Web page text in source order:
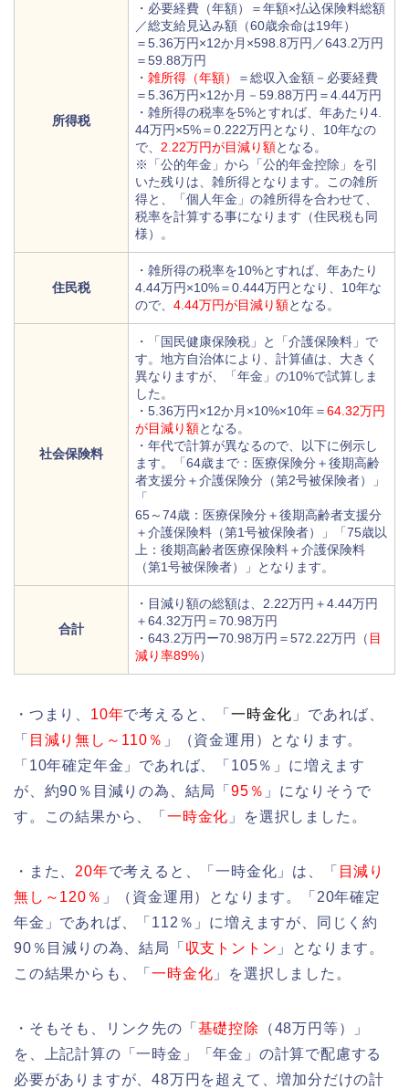
所得税
・必要経費（年額）＝年額×払込保険料総額
／総支給見込み額（60歳余命は19年）
＝5.36万円×12か月×598.8万円／643.2万円
＝59.88万円
・ 雑所得（年額）
＝総収入金額－必要経費
＝5.36万円×12か月－59.88万円＝4.44万円
・雑所得の税率を5%とすれば、年あたり4.
44万円×5%＝0.222万円となり、10年なの
で、 2.22万円が目減り額となる。
※「公的年金」から「公的年金控除」を引
いた残りは、雑所得となります。この雑所
得と、「個人年金」の雑所得を合わせて、
税率を計算する事になります（住民税も同
様）。
住民税
・雑所得の税率を10%とすれば、年あたり
4.44万円×10%＝0.444万円となり、10年な
ので、 4.44万円が目減り額となる。
社会保険料
・「国民健康保険税」と「介護保険料」で
す。地方自治体により、計算値は、大きく
異なりますが、「年金」の10%で試算しま
した。
・5.36万円×12か月×10%×10年＝64.32万円
が目減り額となる。
・年代で計算が異なるので、以下に例示し
ます。「64歳まで：医療保険分＋後期高齢
者支援分＋介護保険分（第2号被保険者）」
「
65～74歳：医療保険分＋後期高齢者支援分
＋介護保険料（第1号被保険者）」「75歳以
上：後期高齢者医療保険料＋介護保険料
（第1号被保険者）」となります。
合計
・目減り額の総額は、2.22万円＋4.44万円
＋64.32万円＝70.98万円
・643.2万円ー70.98万円＝572.22万円（ 目
減り率89%）
・つまり、 10年で考えると、「一時金化 」であれば、
「 目減り無し～110％ 」（資金運用）となります。
「10年確定年金」であれば、「105％」に増えます
が、約90％目減りの為、結局「 95％ 」になりそうで
す。この結果から、「 一時金化 」を選択しました。
・また、 20年で考えると、「一時金化」は、「 目減り
無し～120％ 」（資金運用）となります。「20年確定
年金」であれば、「112％」に増えますが、同じく約
90％目減りの為、結局「 収支トントン 」となります。
この結果からも、「一時金化 」を選択しました。
・そもそも、リンク先の「 基礎控除
（48万円等）」
を、上記計算の「一時金」「年金」の計算で配慮する
必要がありますが、48万円を超えて、増加分だけの計